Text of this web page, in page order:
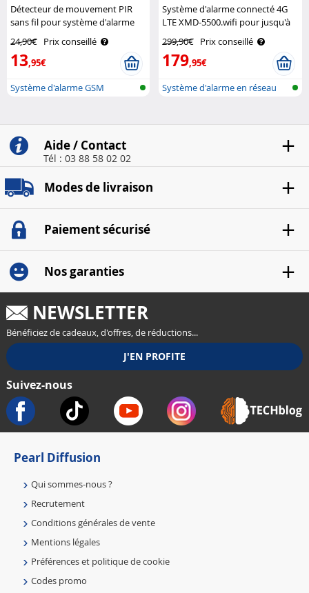
Détecteur de mouvement PIR
sans fil pour système d'alarme
24,90€ Prix conseillé
13,95€
Système d'alarme GSM
Système d'alarme connecté 4G
LTE XMD-5500.wifi pour jusqu'à
299,90€ Prix conseillé
179,95€
Système d'alarme en réseau
Aide / Contact
Tél : 03 88 58 02 02
Modes de livraison
Paiement sécurisé
Nos garanties
NEWSLETTER
Bénéficiez de cadeaux, d'offres, de réductions...
Suivez-nous
Pearl Diffusion
Qui sommes-nous ?
Recrutement
Conditions générales de vente
Mentions légales
Préférences et politique de cookie
Codes promo